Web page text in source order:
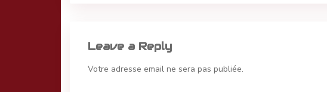
Leave a Reply
Votre adresse email ne sera pas publiée.